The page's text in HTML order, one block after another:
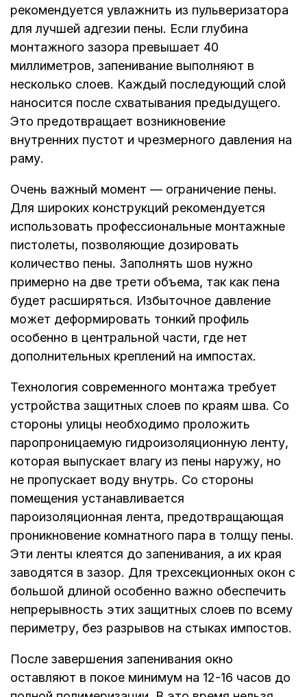
рекомендуется увлажнить из пульверизатора
для лучшей адгезии пены. Если глубина
монтажного зазора превышает 40
миллиметров, запенивание выполняют в
несколько слоев. Каждый последующий слой
наносится после схватывания предыдущего.
Это предотвращает возникновение
внутренних пустот и чрезмерного давления на
раму.
Очень важный момент — ограничение пены.
Для широких конструкций рекомендуется
использовать профессиональные монтажные
пистолеты, позволяющие дозировать
количество пены. Заполнять шов нужно
примерно на две трети объема, так как пена
будет расширяться. Избыточное давление
может деформировать тонкий профиль
особенно в центральной части, где нет
дополнительных креплений на импостах.
Технология современного монтажа требует
устройства защитных слоев по краям шва. Со
стороны улицы необходимо проложить
паропроницаемую гидроизоляционную ленту,
которая выпускает влагу из пены наружу, но
не пропускает воду внутрь. Со стороны
помещения устанавливается
пароизоляционная лента, предотвращающая
проникновение комнатного пара в толщу пены.
Эти ленты клеятся до запенивания, а их края
заводятся в зазор. Для трехсекционных окон с
большой длиной особенно важно обеспечить
непрерывность этих защитных слоев по всему
периметру, без разрывов на стыках импостов.
После завершения запенивания окно
оставляют в покое минимум на 12-16 часов до